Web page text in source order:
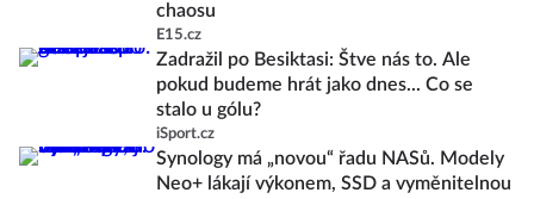
chaosu
E15.cz
Zadražil po Besiktasi: Štve nás to. Ale
pokud budeme hrát jako dnes... Co se
stalo u gólu?
iSport.cz
Synology má „novou“ řadu NASů. Modely
Neo+ lákají výkonem, SSD a vyměnitelnou